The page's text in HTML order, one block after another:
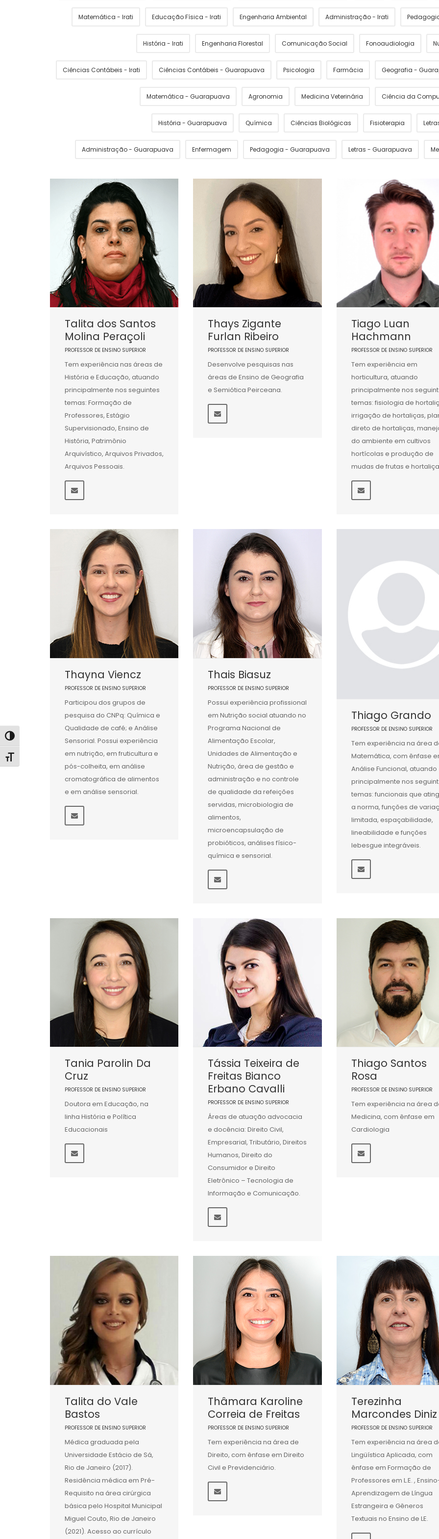
Alternar alto contraste
Alternar tamanho da fonte
Matemática - Irati Educação Física - Irati Engenharia Ambiental Administração - Irati
História - Irati Engenharia Florestal Comunicação Social Fonoaudiologia
Ciências Contábeis - Irati Ciências Contábeis - Guarapuava Psicologia Farmácia Geografia -
Matemática - Guarapuava Agronomia Medicina Veterinária Ciência da
História - Guarapuava Química Ciências Biológicas Fisioterapia
Administração - Guarapuava Enfermagem Pedagogia - Guarapuava Letras - Guarapuava
Talita dos Santos
Molina Peraçoli
PROFESSOR DE ENSINO SUPERIOR
Tem experiência nas áreas de
História e Educação, atuando
principalmente nos seguintes
temas: Formação de
Professores, Estágio
Supervisionado, Ensino de
História, Patrimônio
Arquivístico, Arquivos Privados,
Arquivos Pessoais.
Thays Zigante
Furlan Ribeiro
PROFESSOR DE ENSINO SUPERIOR
Desenvolve pesquisas nas
áreas de Ensino de Geografia
e Semiótica Peirceana.
Tiago Luan
Hachmann
PROFESSOR DE ENSINO SUPERIOR
Tem experiência em
horticultura, atuando
principalmente nos
temas: fisiologia de
irrigação de hortaliças,
direto de hortaliças,
do ambiente em cultivos
hortícolas e produção de
mudas de frutas e
Thayna Viencz
PROFESSOR DE ENSINO SUPERIOR
Participou dos grupos de
pesquisa do CNPq: Química e
Qualidade de café; e Análise
Sensorial. Possui experiência
em nutrição, em fruticultura e
pós-colheita, em análise
cromatográfica de alimentos
e em análise sensorial.
Thais Biasuz
PROFESSOR DE ENSINO SUPERIOR
Possui experiência profissional
em Nutrição social atuando no
Programa Nacional de
Alimentação Escolar,
Unidades de Alimentação e
Nutrição, área de gestão e
administração e no controle
de qualidade da refeições
servidas, microbiologia de
alimentos,
microencapsulação de
probióticos, análises físico-
química e sensorial.
Thiago Grando
PROFESSOR DE ENSINO SUPERIOR
Tem experiência na área
Matemática, com ênfase
Análise Funcional, atuando
principalmente nos
temas: funcionais que
a norma, funções de
limitada, espaçabilidade,
lineabilidade e funções
lebesgue integráveis.
Tania Parolin Da
Cruz
PROFESSOR DE ENSINO SUPERIOR
Doutora em Educação, na
linha História e Política
Educacionais
Tássia Teixeira de
Freitas Bianco
Erbano Cavalli
PROFESSOR DE ENSINO SUPERIOR
Áreas de atuação advocacia
e docência: Direito Civil,
Empresarial, Tributário, Direitos
Humanos, Direito do
Consumidor e Direito
Eletrônico – Tecnologia de
Informação e Comunicação.
Thiago Santos
Rosa
PROFESSOR DE ENSINO SUPERIOR
Tem experiência na área
Medicina, com ênfase em
Cardiologia
Talita do Vale
Bastos
PROFESSOR DE ENSINO SUPERIOR
Médica graduada pela
Universidade Estácio de Sá,
Rio de Janeiro (2017).
Residência médica em Pré-
Requisito na área cirúrgica
básica pelo Hospital Municipal
Miguel Couto, Rio de Janeiro
(2021). Acesso ao currículo
Thâmara Karoline
Correia de Freitas
PROFESSOR DE ENSINO SUPERIOR
Tem experiência na área de
Direito, com ênfase em Direito
Civil e Previdenciário.
Terezinha
Marcondes Diniz
PROFESSOR DE ENSINO SUPERIOR
Tem experiência na área
Lingüística Aplicada, com
ênfase em Formação de
Professores em L.E. ,
Aprendizagem de Língua
Estrangeira e Gêneros
Textuais no Ensino de LE.